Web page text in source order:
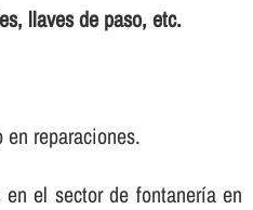
llaves de paso, etc.
reparaciones.
el sector de fontanerí­a en